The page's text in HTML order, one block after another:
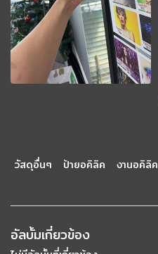
วัสดุอื่นๆ ป้ายอคิลิค งานอคิลิค
อัลบั้มเกี่ยวข้อง